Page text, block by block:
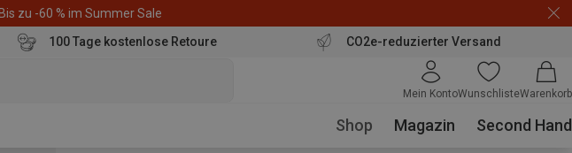
zu -60 % im Summer Sale
100 Tage kostenlose Retoure CO2e-reduzierter Versand
Mein KontoWunschlisteWarenkorb
Shop Magazin Second Hand